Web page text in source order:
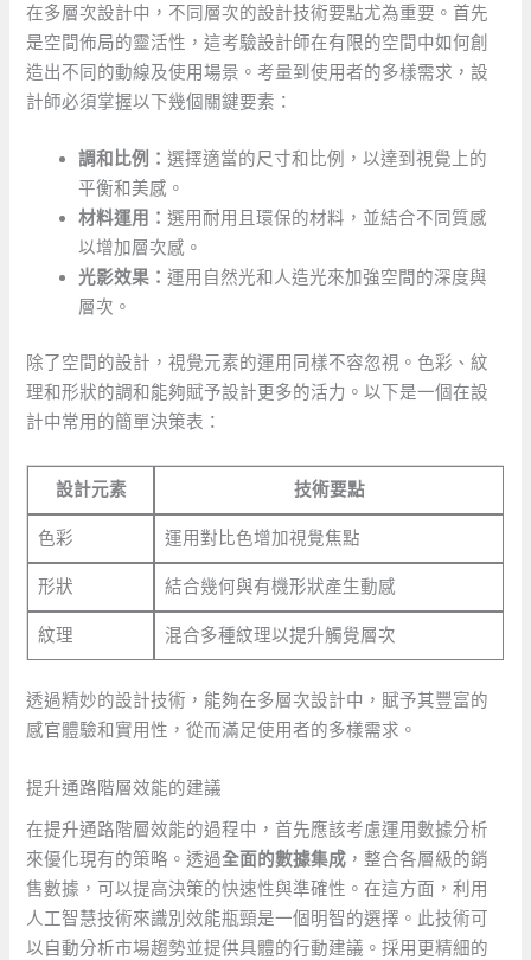
在多層次設計中，不同層次的設計技術要點尤為重要。首先
是空間佈局的靈活性，這考驗設計師在有限的空間中如何創
造出不同的動線及使用場景。考量到使用者的多樣需求，設
計師必須掌握以下幾個關鍵要素：
調和比例：選擇適當的尺寸和比例，以達到視覺上的
平衡和美感。
材料運用：選用耐用且環保的材料，並結合不同質感
以增加層次感。
光影效果：運用自然光和人造光來加強空間的深度與
層次。
除了空間的設計，視覺元素的運用同樣不容忽視。色彩、紋
理和形狀的調和能夠賦予設計更多的活力。以下是一個在設
計中常用的簡單決策表：
設計元素 技術要點
色彩 運用對比色增加視覺焦點
形狀 結合幾何與有機形狀產生動感
紋理 混合多種紋理以提升觸覺層次
透過精妙的設計技術，能夠在多層次設計中，賦予其豐富的
感官體驗和實用性，從而滿足使用者的多樣需求。
提升通路階層效能的建議
在提升通路階層效能的過程中，首先應該考慮運用數據分析
來優化現有的策略。透過全面的數據集成 ，整合各層級的銷
售數據，可以提高決策的快速性與準確性。在這方面，利用
人工智慧技術來識別效能瓶頸是一個明智的選擇。此技術可
以自動分析市場趨勢並提供具體的行動建議。採用更精細的